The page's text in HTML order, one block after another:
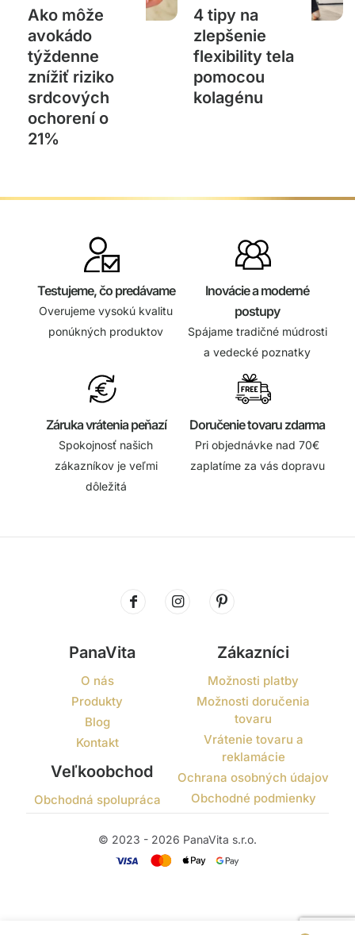
Ako môže
avokádo
týždenne
znížiť riziko
srdcových
ochorení o
21%
4 tipy na
zlepšenie
flexibility tela
pomocou
kolagénu
Testujeme, čo predávame
Overujeme vysokú kvalitu
ponúkných produktov
Inovácie a moderné
postupy
Spájame tradičné múdrosti
a vedecké poznatky
Záruka vrátenia peňazí
Spokojnosť našich
zákazníkov je veľmi
dôležitá
Doručenie tovaru zdarma
Pri objednávke nad 70€
zaplatíme za vás dopravu
PanaVita
O nás
Produkty
Blog
Kontakt
Veľkoobchod
Obchodná spolupráca
Zákazníci
Možnosti platby
Možnosti doručenia
tovaru
Vrátenie tovaru a
reklamácie
Ochrana osobných údajov
Obchodné podmienky
© 2023 - 2026 PanaVita s.r.o.